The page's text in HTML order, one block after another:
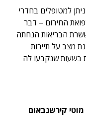
למטופלים בחדרי
החירום – דבר
הבריאות הנחתה
מצב על תיירות
בשעות שנקבעו לה
מוטי קירשנבאום